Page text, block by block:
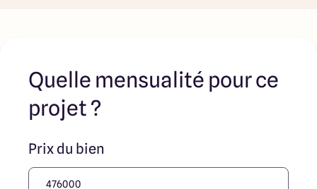
Quelle mensualité pour ce
projet ?
Prix du bien